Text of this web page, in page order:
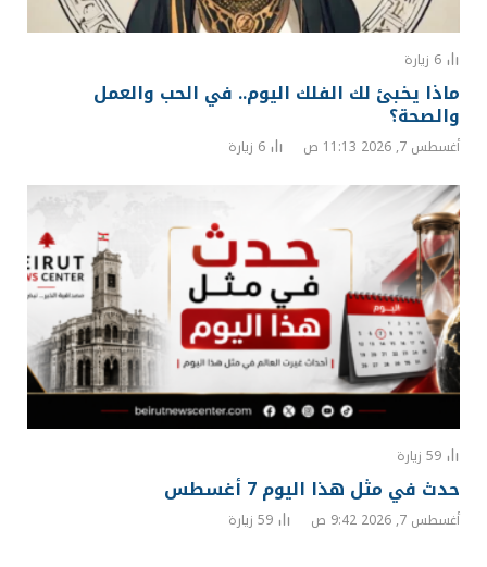
6 زيارة
ماذا يخبئ لك الفلك اليوم.. في الحب والعمل
والصحة؟
أغسطس 7, 2026 11:13 ص 6 زيارة
59 زيارة
حدث في مثل هذا اليوم 7 أغسطس
أغسطس 7, 2026 9:42 ص 59 زيارة